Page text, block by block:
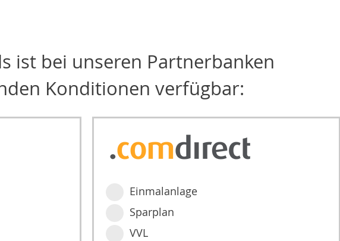
ist bei unseren Partnerbanken
Konditionen verfügbar:
Einmalanlage
Sparplan
VVL